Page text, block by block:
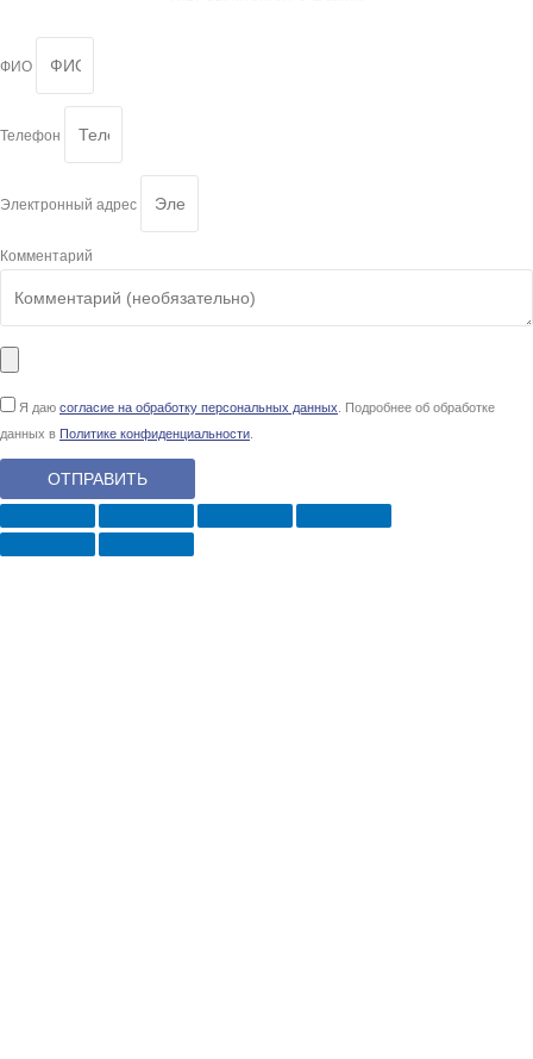
ФИО
Телефон
Электронный адрес
Комментарий
Я даю согласие на обработку персональных данных . Подробнее об обработке
данных в Политике конфиденциальности
ОТПРАВИТЬ